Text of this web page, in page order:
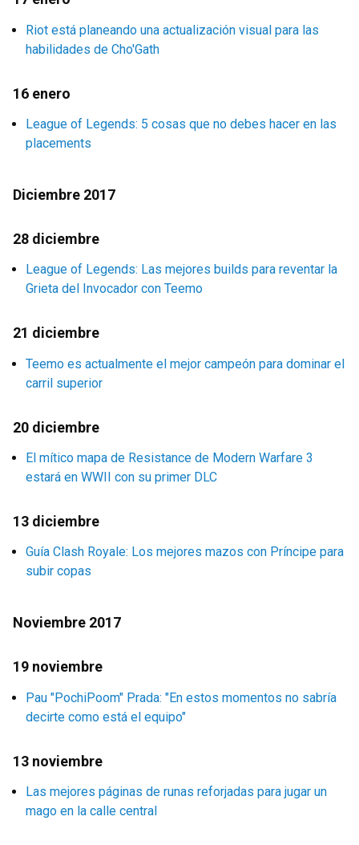
Riot está planeando una actualización visual para las
habilidades de Cho'Gath
16 enero
League of Legends: 5 cosas que no debes hacer en las
placements
Diciembre 2017
28 diciembre
League of Legends: Las mejores builds para reventar la
Grieta del Invocador con Teemo
21 diciembre
Teemo es actualmente el mejor campeón para dominar el
carril superior
20 diciembre
El mítico mapa de Resistance de Modern Warfare 3
estará en WWII con su primer DLC
13 diciembre
Guía Clash Royale: Los mejores mazos con Príncipe para
subir copas
Noviembre 2017
19 noviembre
Pau "PochiPoom" Prada: "En estos momentos no sabría
decirte como está el equipo"
13 noviembre
Las mejores páginas de runas reforjadas para jugar un
mago en la calle central